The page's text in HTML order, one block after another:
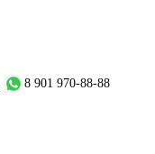
8 901 970-88-88